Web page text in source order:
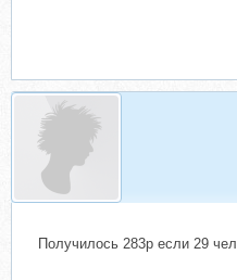
Получилось 283р если 29 чел